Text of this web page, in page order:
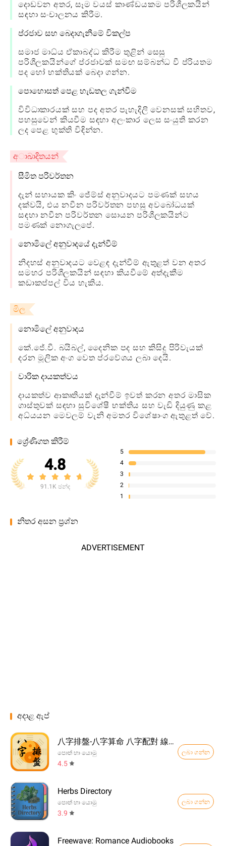
දොඩවන අතර, සෑම වයස් කාණ්ඩයකම පරිශීලකයින්
සඳහා සංචාලනය කිරීම.
ප්රජාව සහ බෙදාගැනීමේ විකල්ප
සමාජ මාධ්ය ඒකාබද්ධ කිරීම තුළින් සෙසු
පරිශීලකයින්ගේ ප්රජාවක් සමඟ සම්බන්ධ වී ප්රියතම
පද හෝ භක්තියක් බෙදා ගන්න.
පොහොසත් පෙළ හැඩතල ගැන්වීම
විවිධාකාරයක් සහ පද අතර පැහැදිලි වෙනසක් සහිතව,
පහසුවෙන් කියවීම සඳහා අලංකාර ලෙස සංයුති කරන
ලද පෙළ භුක්ති විඳින්න.
අාඛාදිතයන්
සීමිත පරිවර්තන
දැන් සහායක කිං ජේම්ස් අනුවාදයට පමණක් සහය
දක්වයි, එය නවීන පරිවර්තන පහසු අවබෝධයක්
සඳහා නවීන පරිවර්තන සොයන පරිශීලකයින්ට
පමණක් නොගැලපේ.
නොමිලේ අනුවාදයේ දැන්වීම්
නිදහස් අනුවාදයට වෙළඳ දැන්වීම් ඇතුළත් වන අතර
සමහර පරිශීලකයින් සඳහා කියවීමේ අත්දැකීම
කඩාකප්පල් විය හැකිය.
මිල
නොමිලේ අනුවාදය
කේ.ජේ.වී. බයිබල්, දෛනික පද සහ කිසිදු පිරිවැයක්
දරන මූලික අංග වෙත ප්රවේශය ලබා දෙයි.
වාරික දායකත්වය
දායකත්ව ආකෘතියක් දැන්වීම් ඉවත් කරන අතර මාසික
ගාස්තුවක් සඳහා සුවිශේෂී භක්තිය සහ වැඩි දියුණු කළ
අධ්යයන මෙවලම් වැනි අමතර විශේෂාංග ඇතුළත් වේ.
ශ්‍රේණිගත කිරීම්
4.8
91.1K ඡන්ද
5
4
3
2
1
නිතර අසන ප්‍රශ්න
ADVERTISEMENT
අදාළ ඇප්
八字排盤-八字算命 八字配對 線上算命 生辰八字查詢
පොත් හා යොමු
4.5
ලබා ගන්න
Herbs Directory
පොත් හා යොමු
3.9
ලබා ගන්න
Freewave: Romance Audiobooks